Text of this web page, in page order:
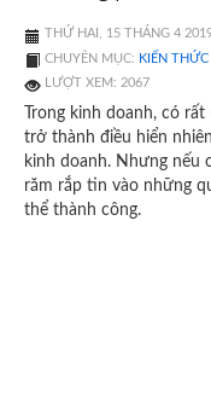
THỨ HAI, 15 THÁNG 4
CHUYÊN MỤC: KIẾN
LƯỢT XEM: 2067
Trong kinh doanh, có
trở thành điều hiển
kinh doanh. Nhưng nếu
răm rắp tin vào những
thể thành công.